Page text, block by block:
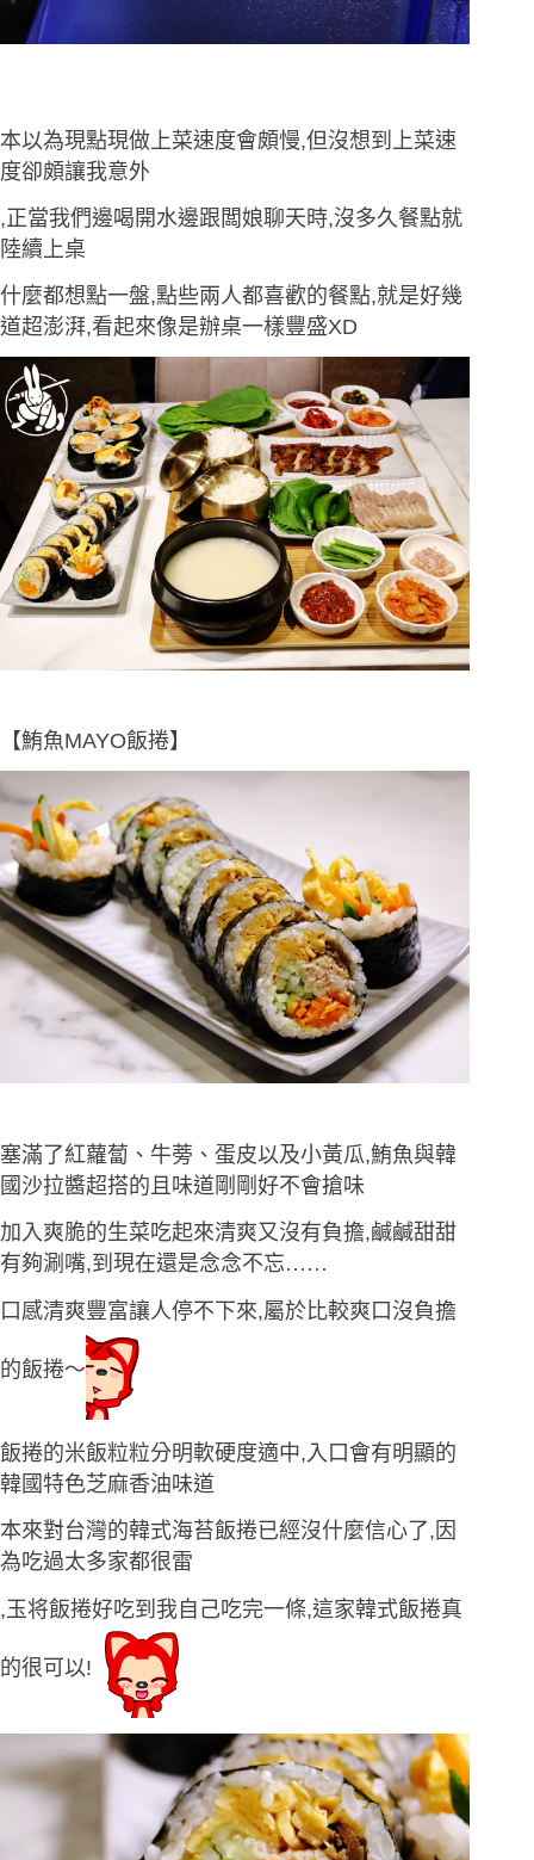
本以為現點現做上菜速度會頗慢,但沒想到上菜速
度卻頗讓我意外
,正當我們邊喝開水邊跟闆娘聊天時,沒多久餐點就
陸續上桌
什麼都想點一盤,點些兩人都喜歡的餐點,就是好幾
道超澎湃,看起來像是辦桌一樣豐盛XD
【鮪魚MAYO飯捲】
塞滿了紅蘿蔔、牛蒡、蛋皮以及小黃瓜,鮪魚與韓
國沙拉醬超搭的且味道剛剛好不會搶味
加入爽脆的生菜吃起來清爽又沒有負擔,鹹鹹甜甜
有夠涮嘴,到現在還是念念不忘……
口感清爽豐富讓人停不下來,屬於比較爽口沒負擔
的飯捲〜
飯捲的米飯粒粒分明軟硬度適中,入口會有明顯的
韓國特色芝麻香油味道
本來對台灣的韓式海苔飯捲已經沒什麼信心了,因
為吃過太多家都很雷
,玉将飯捲好吃到我自己吃完一條,這家韓式飯捲真
的很可以!